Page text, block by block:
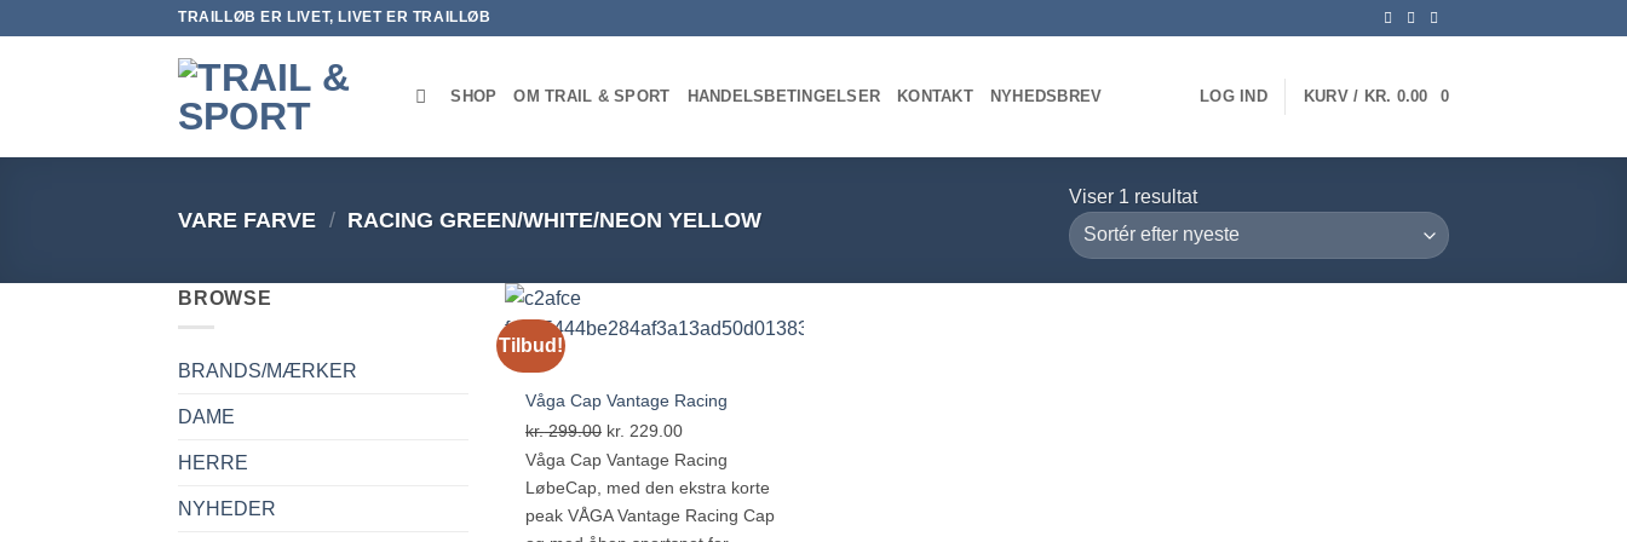
TRAILLØB ER LIVET, LIVET ER TRAILLØB
SHOP OM TRAIL & SPORT HANDELSBETINGELSER KONTAKT NYHEDSBREV LOG IND KURV / KR. 0.00 0
VARE FARVE / RACING GREEN/WHITE/NEON YELLOW
Viser 1 resultat
BROWSE
BRANDS/MÆRKER
DAME
HERRE
NYHEDER
Tilbud!
Våga Cap Vantage Racing
kr.299.00 Den
oprindelige
pris
var:
kr. 229.00Den
aktuelle
pris
er:
Våga Cap Vantage Racing
LøbeCap, med den ekstra korte
peak VÅGA Vantage Racing Cap